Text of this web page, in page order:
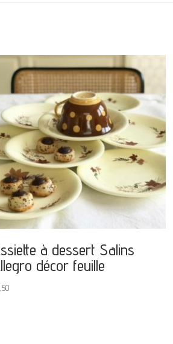
à dessert Salins
décor feuille